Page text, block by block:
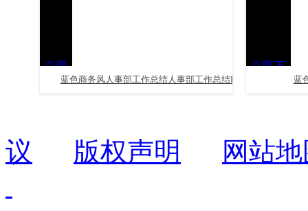
立即
蓝色商务风人事部工作总结人事部工作总结PPT
立即下
蓝
议 版权声明 网站